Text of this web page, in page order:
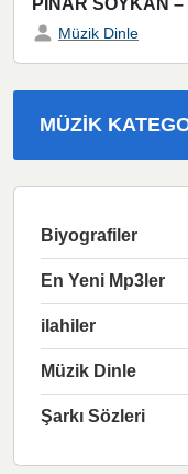
PINAR SOYKAN
Müzik Dinle
MÜZIK
Biyografiler
En Yeni Mp3ler
ilahiler
Müzik Dinle
Şarkı Sözleri